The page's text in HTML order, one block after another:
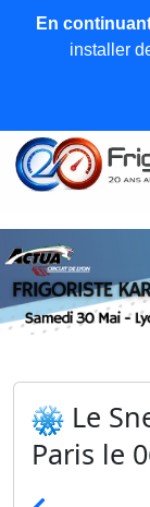
Le
Paris le
En
installer